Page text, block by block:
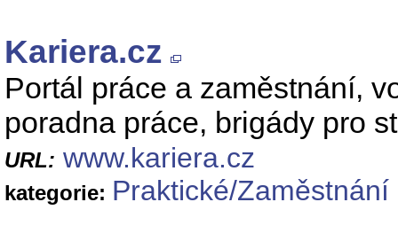
Kariera.cz
Portál práce a zaměstnání,
poradna práce, brigády pro
URL: www.kariera.cz
kategorie: Praktické/